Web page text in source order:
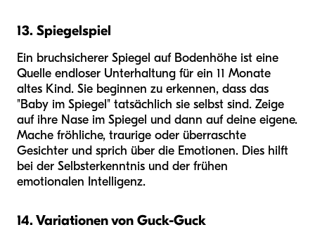
13. Spiegelspiel
Ein bruchsicherer Spiegel auf Bodenhöhe ist eine
Quelle endloser Unterhaltung für ein 11 Monate
altes Kind. Sie beginnen zu erkennen, dass das
"Baby im Spiegel" tatsächlich sie selbst sind. Zeige
auf ihre Nase im Spiegel und dann auf deine eigene.
Mache fröhliche, traurige oder überraschte
Gesichter und sprich über die Emotionen. Dies hilft
bei der Selbsterkenntnis und der frühen
emotionalen Intelligenz.
14. Variationen von Guck-Guck